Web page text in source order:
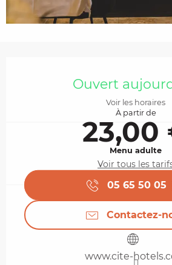
Ouvert
Voir les horaires
À partir de
23,00
Menu adulte
Voir tous les
05 65 50 05
Contactez-
www.cite-